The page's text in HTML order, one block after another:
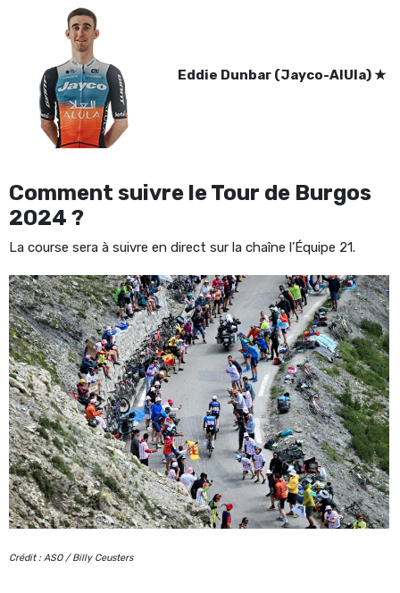
Eddie Dunbar (Jayco-AlUla)★
Comment suivre le Tour de Burgos
2024 ?
La course sera à suivre en direct sur la chaîne l’Équipe 21.
Crédit : ASO / Billy Ceusters